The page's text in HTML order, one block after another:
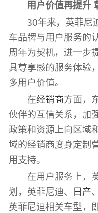
用户价值再提升
30年来，英菲尼迪
车品牌与用户服务的
周年为契机，进一步
具尊享感的服务体验
多用户价值。
在经销商方面，
伙伴的互信关系，加
政策和资源上向区域
域的经销商度身定制
用支持。
在用户服务上，英
划，英菲尼迪、
日产、
英菲尼迪相关车型，